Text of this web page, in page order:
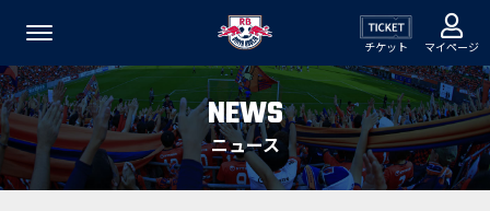
チケット マイページ
NEWS
ニュース